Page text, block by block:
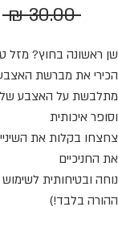
‏30.00 ‏₪
שן ראשונה בחוץ? מזל
הכירי את מברשת
מתלבשת על האצבע של
וסופר איכותית
צחצחו בקלות את
את החניכיים
נוחה ובטיחותית
ההורה בלבד!)